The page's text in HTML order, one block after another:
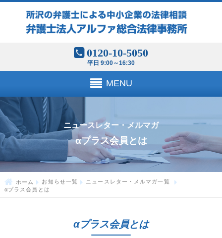
0120-10-5050
平日 9:00～16:30
MENU
ニュースレター・メルマガ
αプラス会員とは
ホーム お知らせ一覧
ニュースレター・メルマガ一覧
αプラス会員とは
αプラス会員とは